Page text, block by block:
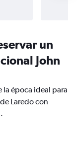
un
John
la época ideal para
Laredo con